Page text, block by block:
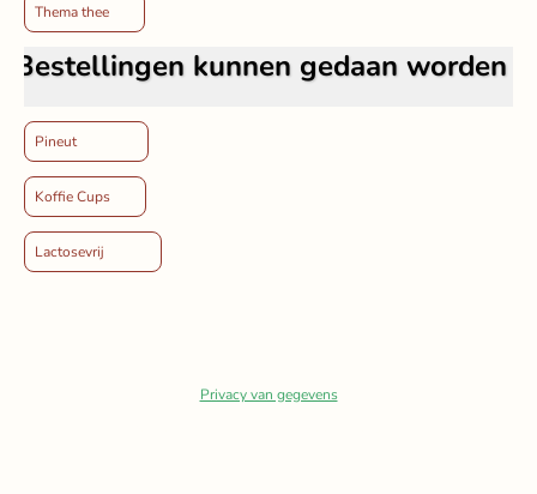
Thema thee
kunnen gedaan worden via
Pineut
Koffie Cups
Lactosevrij
Privacy van gegevens